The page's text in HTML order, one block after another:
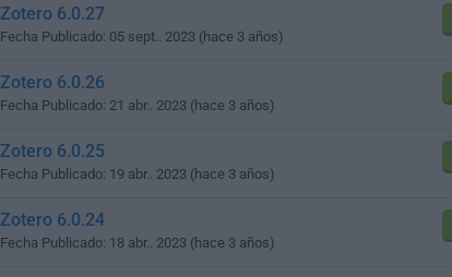
Zotero 6.0.27
Fecha Publicado: 05 sept.. 2023 (hace 3 años)
Zotero 6.0.26
Fecha Publicado: 21 abr.. 2023 (hace 3 años)
Zotero 6.0.25
Fecha Publicado: 19 abr.. 2023 (hace 3 años)
Zotero 6.0.24
Fecha Publicado: 18 abr.. 2023 (hace 3 años)